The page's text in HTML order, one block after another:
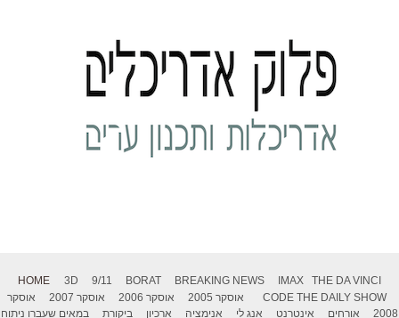
HOME 3D 9/11 BORAT BREAKING NEWS IMAX
THE DA VINCI
CODE THE DAILY SHOW אוסקר 2005 אוסקר 2006 אוסקר 2007
אוסקר
2008
אורחים אינטרנט אנג לי אנימציה ארכיון ביקורת
במאים שעברו ניתוח